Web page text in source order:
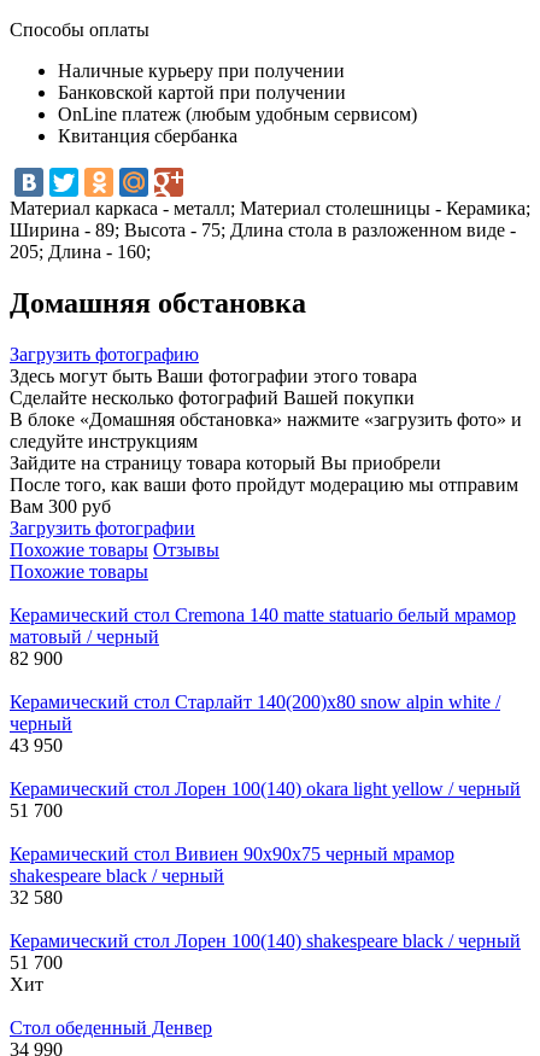
Способы оплаты
Наличные курьеру при получении
Банковской картой при получении
OnLine платеж (любым удобным сервисом)
Квитанция сбербанка
Материал каркаса - металл; Материал столешницы - Керамика;
Ширина - 89; Высота - 75; Длина стола в разложенном виде -
205; Длина - 160;
Домашняя обстановка
Загрузить фотографию
Здесь могут быть Ваши фотографии этого товара
Сделайте несколько фотографий Вашей покупки
В блоке «Домашняя обстановка» нажмите «загрузить фото» и
следуйте инструкциям
Зайдите на страницу товара который Вы приобрели
После того, как ваши фото пройдут модерацию мы отправим
Вам 300 руб
Загрузить фотографии
Похожие товары Отзывы
Похожие товары
Керамический стол Cremona 140 matte statuario белый мрамор
матовый / черный
82 900
Керамический стол Старлайт 140(200)х80 snow alpin white /
черный
43 950
Керамический стол Лорен 100(140) okara light yellow / черный
51 700
Керамический стол Вивиен 90х90х75 черный мрамор
shakespeare black / черный
32 580
Керамический стол Лорен 100(140) shakespeare black / черный
51 700
Хит
Стол обеденный Денвер
34 990